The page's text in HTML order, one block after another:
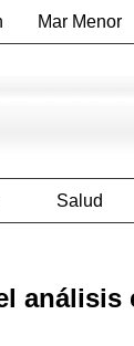
Mar Menor
Salud